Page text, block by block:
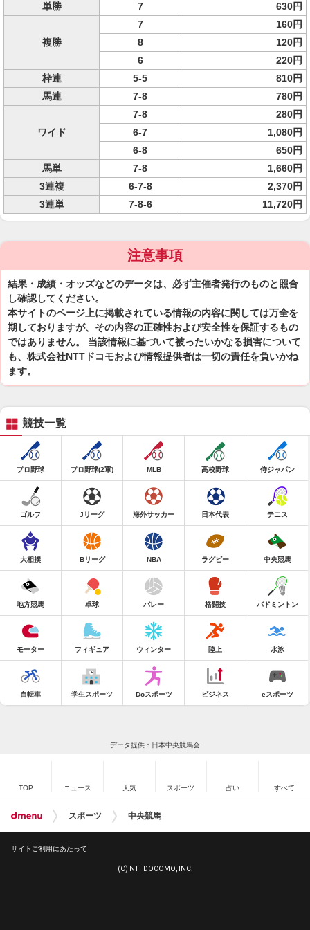
単勝 7 630円
複勝
7
160円
8
120円
6
220円
枠連
5-5
810円
馬連
7-8 780円
ワイド
7-8
280円
6-7
1,080円
6-8
650円
馬単
7-8
1,660円
3連複
6-7-8
2,370円
3連単
7-8-6 11,720円
注意事項
結果・成績・オッズなどのデータは、必ず主催者発行のものと照合
し確認してください。
本サイトのページ上に掲載されている情報の内容に関しては万全を
期しておりますが、その内容の正確性および安全性を保証するもの
ではありません。 当該情報に基づいて被ったいかなる損害について
も、株式会社NTTドコモおよび情報提供者は一切の責任を負いかね
ます。
競技一覧
プロ野球 プロ野球(2軍) MLB 高校野球 侍ジャパン
ゴルフ Jリーグ 海外サッカー 日本代表 テニス
大相撲 Bリーグ NBA ラグビー 中央競馬
地方競馬 卓球 バレー 格闘技 バドミントン
モーター フィギュア ウィンター 陸上 水泳
自転車 学生スポーツ Doスポーツ ビジネス eスポーツ
データ提供：日本中央競馬会
TOP ニュース 天気 スポーツ 占い すべて
スポーツ 中央競馬
サイトご利用にあたって
(C) NTT DOCOMO, INC.